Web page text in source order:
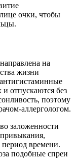
очки, чтобы
на
жизни
отпускаются без
поэтому
аллергологом.
заложенности
времени.
подобные спреи